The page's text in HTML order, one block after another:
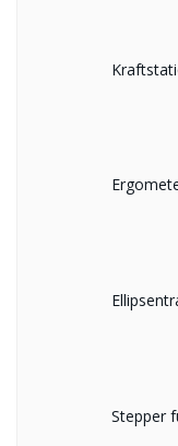
Stepper